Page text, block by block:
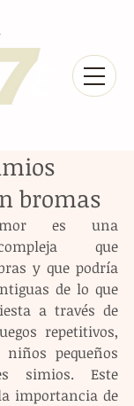
bromas
es una
que
y que podría
de lo que
a través de
repetitivos,
pequeños
simios. Este
importancia de